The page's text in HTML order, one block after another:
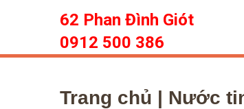
62 Phan Đình Giót
0912 500 386
Trang chủ | Nước